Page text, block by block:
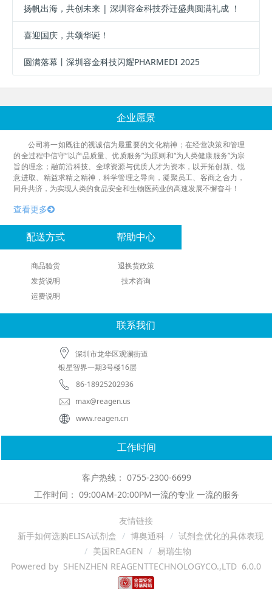
扬帆出海，共创未来 | 深圳容金科技乔迁盛典圆满礼成 ！
喜迎国庆，共颂华诞！
圆满落幕丨深圳容金科技闪耀PHARMEDI 2025
企业愿景
公司将一如既往的视诚信为最重要的文化精神；在经营决策和管理
的全过程中信守“以产品质量、优质服务”为原则和“为人类健康服务”为宗
旨的理念；融前沿科技、全球资源与优质人才为资本，以开拓创新、锐
意进取、精益求精之精神，科学管理之导向，凝聚员工、客商之合力，
同舟共济，为实现人类的食品安全和生物医药业的高速发展不懈奋斗！
查看更多
配送方式
商品验货
发货说明
运费说明
帮助中心
退换货政策
技术咨询
联系我们
深圳市龙华区观澜街道
银星智界一期3号楼16层
86-18925202936
max@reagen.us
www.reagen.cn
工作时间
客户热线： 0755-2300-6699
工作时间： 09:00AM-20:00PM一流的专业 一流的服务
友情链接
新手如何选购ELISA试剂盒
博奥通科
试剂盒优化的具体表现
美国REAGEN
易瑞生物
Powered by SHENZHEN REAGENTTECHNOLOGYCO.,LTD 6.0.0